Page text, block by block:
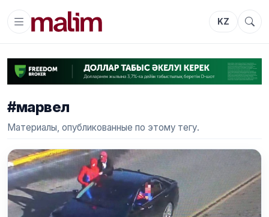
KZ
#марвел
Материалы, опубликованные по этому тегу.